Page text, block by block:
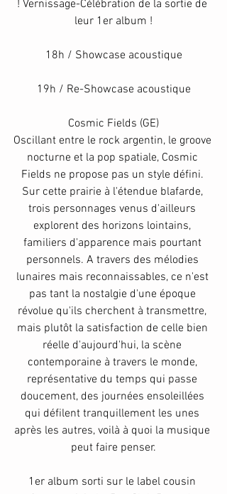
! Vernissage-Célébration de la sortie de
leur 1er album !
18h / Showcase acoustique
19h / Re-Showcase acoustique
Cosmic Fields (GE)
Oscillant entre le rock argentin, le groove
nocturne et la pop spatiale, Cosmic
Fields ne propose pas un style défini.
Sur cette prairie à l'étendue blafarde,
trois personnages venus d'ailleurs
explorent des horizons lointains,
familiers d'apparence mais pourtant
personnels. A travers des mélodies
lunaires mais reconnaissables, ce n'est
pas tant la nostalgie d'une époque
révolue qu'ils cherchent à transmettre,
mais plutôt la satisfaction de celle bien
réelle d'aujourd'hui, la scène
contemporaine à travers le monde,
représentative du temps qui passe
doucement, des journées ensoleillées
qui défilent tranquillement les unes
après les autres, voilà à quoi la musique
peut faire penser.
1er album sorti sur le label cousin